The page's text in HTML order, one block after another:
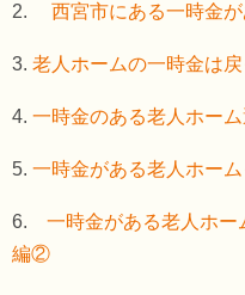
2. 西宮市にある一時金
3. 老人ホームの一時金は
4. 一時金のある老人ホーム
5. 一時金がある老人ホー
6. 一時金がある老人ホ
編②